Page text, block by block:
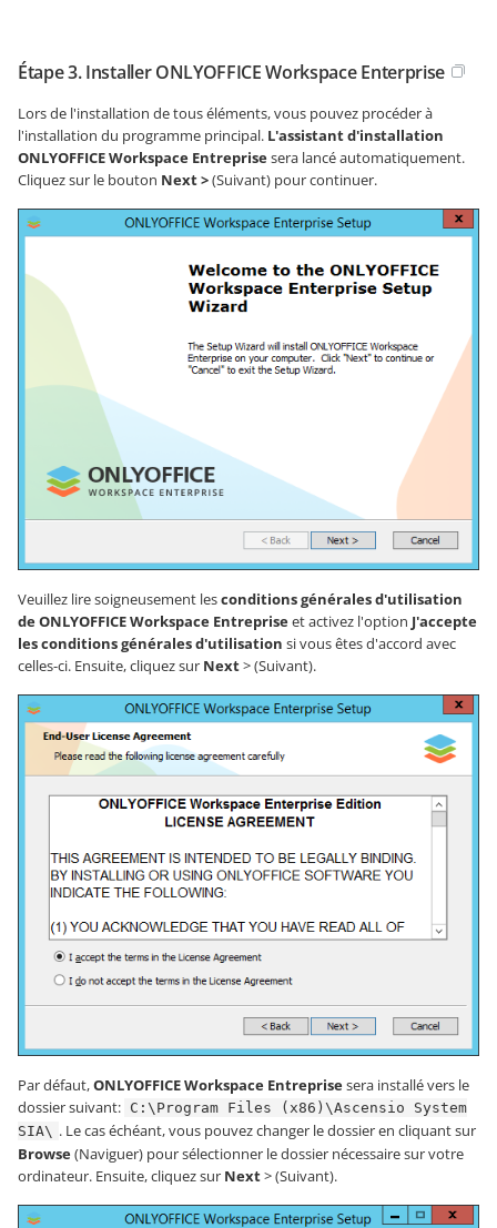
Étape 3. Installer ONLYOFFICE Workspace Enterprise
Lors de l'installation de tous éléments, vous pouvez procéder à
l'installation du programme principal. L'assistant d'installation
ONLYOFFICE Workspace Entreprisesera lancé automatiquement.
Cliquez sur le bouton Next >(Suivant) pour continuer.
Veuillez lire soigneusement lesconditions générales d'utilisation
de ONLYOFFICE Workspace Entrepriseet activez l'option J'accepte
les conditions générales d'utilisation si vous êtes d'accord avec
celles-ci. Ensuite, cliquez sur Next> (Suivant).
Par défaut,ONLYOFFICE Workspace Entreprisesera installé vers le
dossier suivant: C:\Program Files (x86)\Ascensio System
SIA\ . Le cas échéant, vous pouvez changer le dossier en cliquant sur
Browse(Naviguer) pour sélectionner le dossier nécessaire sur votre
ordinateur. Ensuite, cliquez sur Next> (Suivant).